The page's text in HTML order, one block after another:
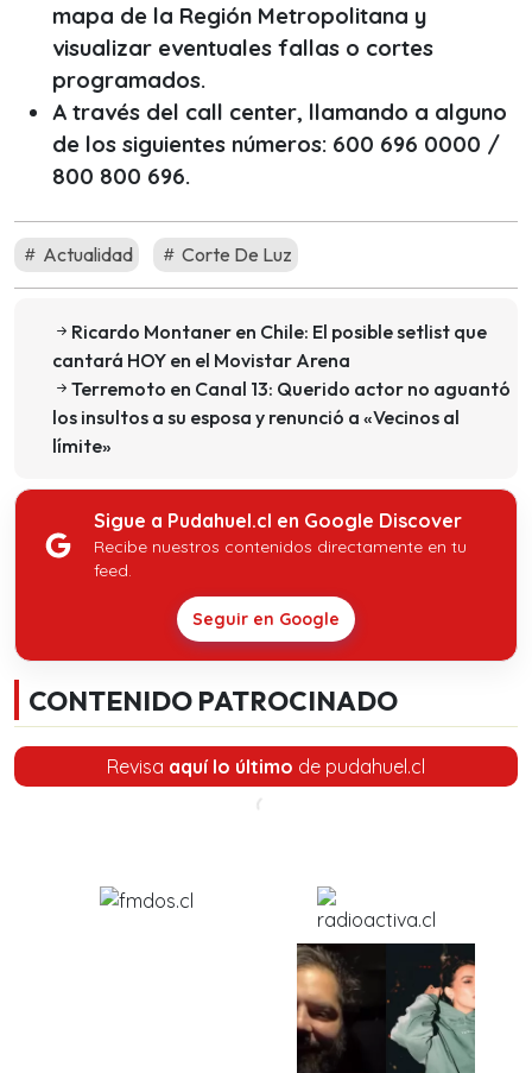
mapa de la Región Metropolitana y
visualizar eventuales fallas o cortes
programados.
A través del call center, llamando a alguno
de los siguientes números: 600 696 0000 /
800 800 696.
Actualidad Corte De Luz
Ricardo Montaner en Chile: El posible setlist que
cantará HOY en el Movistar Arena
Terremoto en Canal 13: Querido actor no aguantó
los insultos a su esposa y renunció a «Vecinos al
límite»
Sigue a Pudahuel.cl en Google Discover
Recibe nuestros contenidos directamente en tu
feed.
Seguir en Google
CONTENIDO PATROCINADO
Revisa aquí lo último de pudahuel.cl